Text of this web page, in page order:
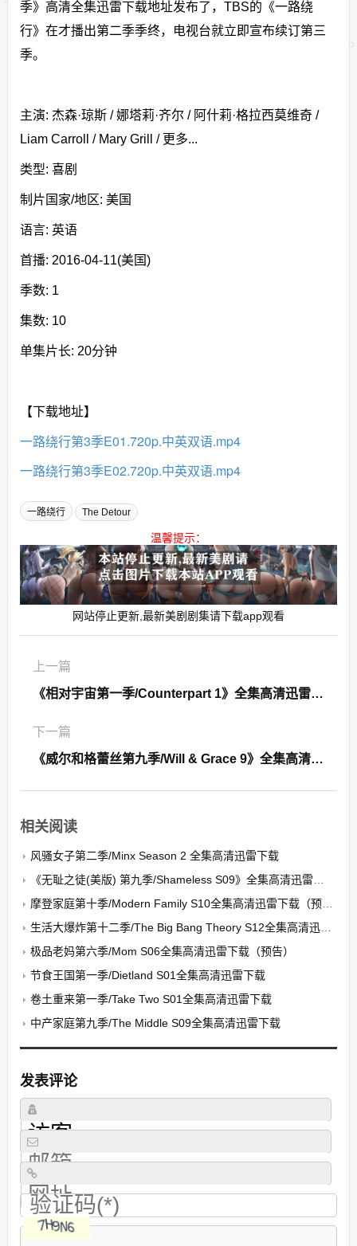
季》高清全集迅雷下载地址发布了，TBS的《一路绕
行》在才播出第二季季终，电视台就立即宣布续订第三
季。
主演: 杰森·琼斯 / 娜塔莉·齐尔 / 阿什莉·格拉西莫维奇 /
Liam Carroll / Mary Grill / 更多...
类型: 喜剧
制片国家/地区: 美国
语言: 英语
首播: 2016-04-11(美国)
季数: 1
集数: 10
单集片长: 20分钟
【下载地址】
一路绕行第3季E01.720p.中英双语.mp4
一路绕行第3季E02.720p.中英双语.mp4
一路绕行 The Detour
温馨提示：
网站停止更新,最新美剧剧集请下载app观看
上一篇
《相对宇宙第一季/Counterpart 1》全集高清迅雷下载
下一篇
《威尔和格蕾丝第九季/Will & Grace 9》全集高清迅雷下载
相关阅读
风骚女子第二季/Minx Season 2 全集高清迅雷下载
《无耻之徒(美版) 第九季/Shameless S09》全集高清迅雷下载
摩登家庭第十季/Modern Family S10全集高清迅雷下载（预告）
生活大爆炸第十二季/The Big Bang Theory S12全集高清迅雷下载（预告）
极品老妈第六季/Mom S06全集高清迅雷下载（预告）
节食王国第一季/Dietland S01全集高清迅雷下载
卷土重来第一季/Take Two S01全集高清迅雷下载
中产家庭第九季/The Middle S09全集高清迅雷下载
发表评论